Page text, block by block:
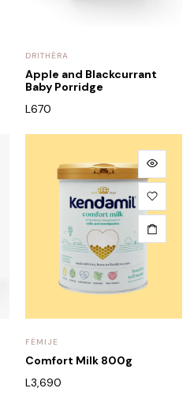
DRITHËRA
Apple and Blackcurrant
Baby Porridge
L670
FËMIJE
Comfort Milk 800g
L3,690